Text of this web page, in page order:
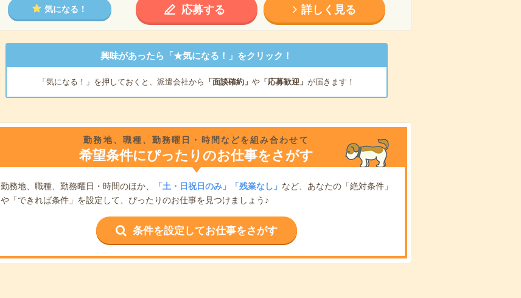
気になる！ 応募する 詳しく見る
興味があったら「★気になる！」をクリック！
「気になる！」を押しておくと、派遣会社から 「面談確約」 や「応募歓迎」 が届きます！
勤務地、職種、勤務曜日・時間などを組み合わせて
希望条件にぴったりのお仕事をさがす
勤務地、職種、勤務曜日・時間のほか、 「土・日祝日のみ」「残業なし」 など、あなたの「絶対条件」
や「できれば条件」を設定して、ぴったりのお仕事を見つけましょう♪
条件を設定してお仕事をさがす